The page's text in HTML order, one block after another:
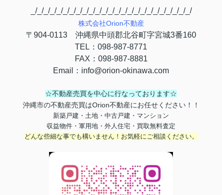
_/_/_/_/_/_/_/_/_/_/_/_/_/_/_/_/_/_/_/_/_/_/_/_/_/
株式会社Orion不動産
〒 904-0113 沖縄県中頭郡北谷町字宮城3番160
TEL ： 098-987-8771
FAX ： 098-987-8881
Email
： info@orion-okinawa.com
☆不動産売買を中心に行なっております☆
沖縄市の不動産売買はOrion不動産にお任せください！！
新築戸建・土地・中古戸建・マンション
収益物件・軍用地・外人住宅・買取無料査定
どんな些細な事でも構いません！お気軽にご相談ください。